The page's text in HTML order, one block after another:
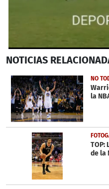
seconds
50
seconds
NOTICIAS
NO
la
TOP:
de la